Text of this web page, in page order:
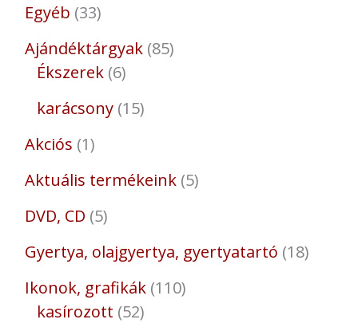
Egyéb 33
Ajándéktárgyak 85
Ékszerek 6
karácsony 15
Akciós 1
Aktuális termékeink 5
DVD, CD 5
Gyertya, olajgyertya, gyertyatartó 18
Ikonok, grafikák 110
kasírozott 52